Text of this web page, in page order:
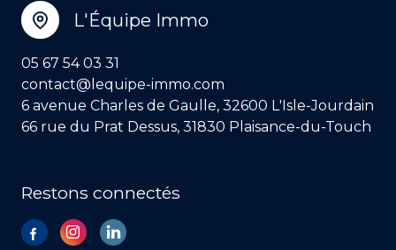
L'Équipe Immo
05 67 54 03 31
contact@lequipe-immo.com
6 avenue Charles de Gaulle, 32600 L'Isle-Jourdain
66 rue du Prat Dessus, 31830 Plaisance-du-Touch
Restons connectés